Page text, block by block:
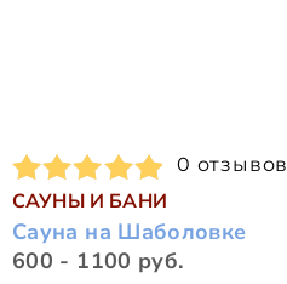
0 отзывов
САУНЫ И БАНИ
Сауна на Шаболовке
600 - 1100 руб.